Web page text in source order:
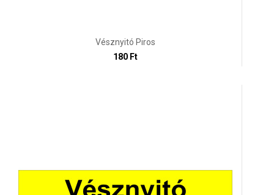
Vésznyitó Piros
180 Ft